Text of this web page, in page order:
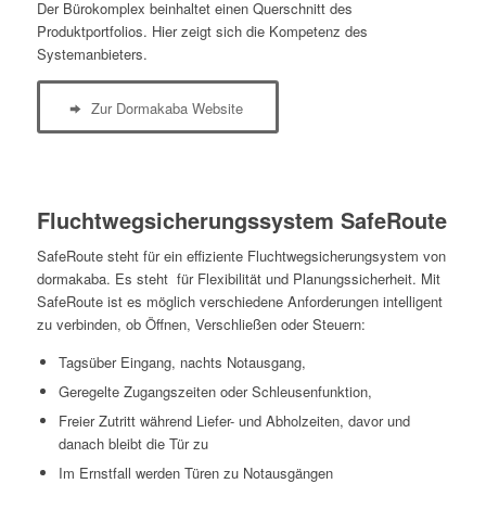
Der Bürokomplex beinhaltet einen Querschnitt des
Produktportfolios. Hier zeigt sich die Kompetenz des
Systemanbieters.
Zur Dormakaba Website
Fluchtwegsicherungssystem SafeRoute
SafeRoute steht für ein effiziente Fluchtwegsicherungsystem von
dormakaba. Es steht für Flexibilität und Planungssicherheit. Mit
SafeRoute ist es möglich verschiedene Anforderungen intelligent
zu verbinden, ob Öffnen, Verschließen oder Steuern:
Tagsüber Eingang, nachts Notausgang,
Geregelte Zugangszeiten oder Schleusenfunktion,
Freier Zutritt während Liefer- und Abholzeiten, davor und
danach bleibt die Tür zu
Im Ernstfall werden Türen zu Notausgängen